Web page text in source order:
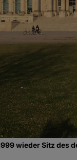
wieder Sitz des